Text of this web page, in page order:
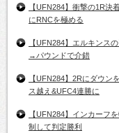
【UFN284】衝撃の1R決
にRNCを極める
【UFN284】エルキンス
→パウンドで介錯
【UFN284】2Rにダウン
ス越え&UFC4連勝に
【UFN284】インカーフ
制して判定勝利